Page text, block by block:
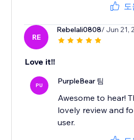
RE
Rebelali0808/ Jun 21,
Love it!!
PU PurpleBear 팀
Awesome to hear!
lovely review and
user.